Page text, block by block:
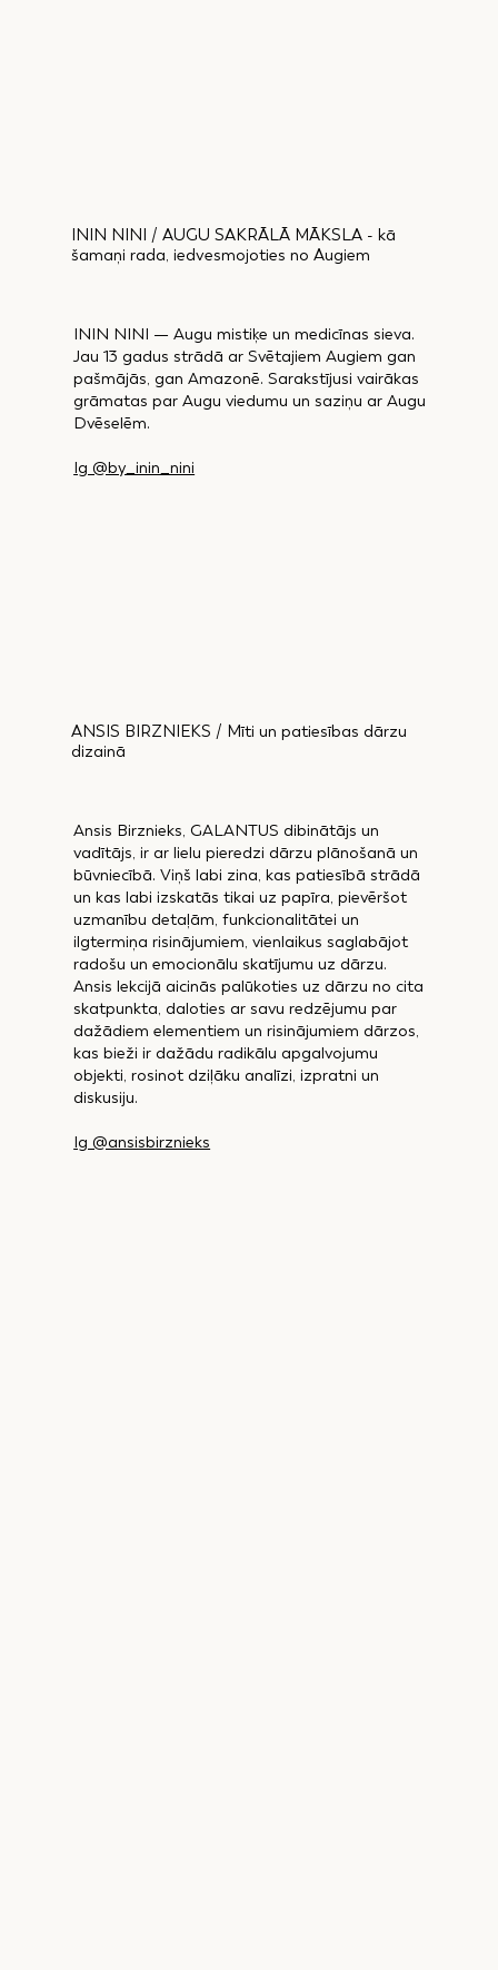
ININ NINI / AUGU SAKRĀLĀ MĀKSLA - kā
šamaņi rada, iedvesmojoties no Augiem
ININ NINI — Augu mistiķe un medicīnas sieva.
Jau 13 gadus strādā ar Svētajiem Augiem gan
pašmājās, gan Amazonē. Sarakstījusi vairākas
grāmatas par Augu viedumu un saziņu ar Augu
Dvēselēm.
Ig @by_inin_nini
ANSIS BIRZNIEKS / Mīti un patiesības dārzu
dizainā
Ansis Birznieks, GALANTUS dibinātājs un
vadītājs, ir ar lielu pieredzi dārzu plānošanā un
būvniecībā. Viņš labi zina, kas patiesībā strādā
un kas labi izskatās tikai uz papīra, pievēršot
uzmanību detaļām, funkcionalitātei un
ilgtermiņa risinājumiem, vienlaikus saglabājot
radošu un emocionālu skatījumu uz dārzu.
Ansis lekcijā aicinās palūkoties uz dārzu no cita
skatpunkta, daloties ar savu redzējumu par
dažādiem elementiem un risinājumiem dārzos,
kas bieži ir dažādu radikālu apgalvojumu
objekti, rosinot dziļāku analīzi, izpratni un
diskusiju.
Ig @ansisbirznieks